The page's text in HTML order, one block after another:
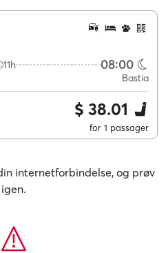
11h 08:00
Bastia
$ 38.01
for 1 passager
internetforbindelse, og prøv
igen.